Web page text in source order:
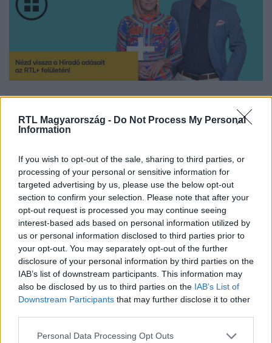
RTL Magyarország - Do Not Process My Personal
Information
If you wish to opt-out of the sale, sharing to third parties, or
processing of your personal or sensitive information for
targeted advertising by us, please use the below opt-out
section to confirm your selection. Please note that after your
opt-out request is processed you may continue seeing
interest-based ads based on personal information utilized by
us or personal information disclosed to third parties prior to
your opt-out. You may separately opt-out of the further
disclosure of your personal information by third parties on the
IAB’s list of downstream participants. This information may
also be disclosed by us to third parties on the IAB’s List of
Downstream Participants that may further disclose it to other
Please note that this website/app uses one or more Google
Personal Data Processing Opt Outs
Nézd vissza a Híradó adásait az RTL+ felületén!
legyen a Google-találatokban!
Kövess minket, és értesülj a friss hírekről a
Facebookon is!